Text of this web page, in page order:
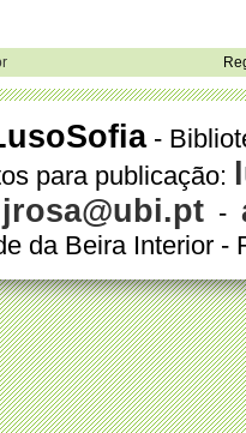
-
para publicação:
jrosa@ubi.pt -
da Beira Interior -